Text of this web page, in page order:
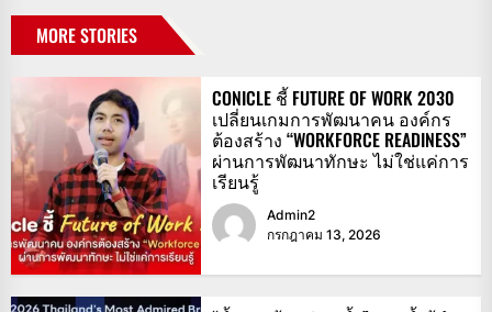
MORE STORIES
CONICLE ชี้ FUTURE OF WORK 2030
เปลี่ยนเกมการพัฒนาคน องค์กร
ต้องสร้าง “WORKFORCE READINESS”
ผ่านการพัฒนาทักษะ ไม่ใช่แค่การ
เรียนรู้
Admin2
กรกฎาคม 13, 2026